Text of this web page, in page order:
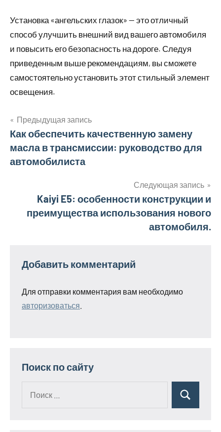
Установка «ангельских глазок» — это отличный
способ улучшить внешний вид вашего автомобиля
и повысить его безопасность на дороге. Следуя
приведенным выше рекомендациям, вы сможете
самостоятельно установить этот стильный элемент
освещения.
Навигация
по
Предыдущая запись
Как обеспечить качественную замену
масла в трансмиссии: руководство для
автомобилиста
Следующая запись
Kaiyi E5: особенности конструкции и
преимущества использования нового
автомобиля.
Добавить комментарий
Для отправки комментария вам необходимо
авторизоваться
Поиск по сайту
Поиск